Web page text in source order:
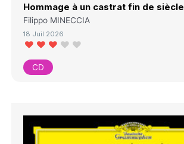
Hommage à un castrat fin de siècle
Filippo MINECCIA
18 Juil 2026
CD